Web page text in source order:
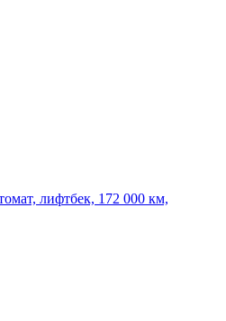
лифтбек, 172 000 км,